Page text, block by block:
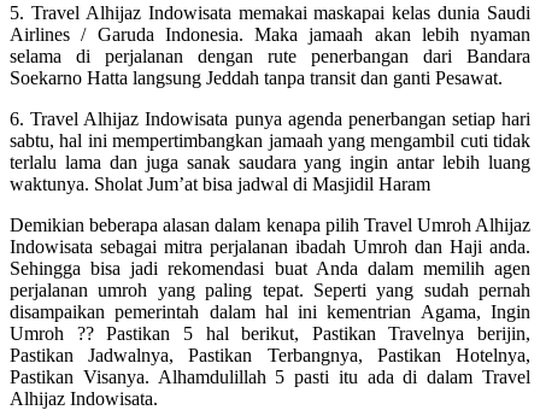
5. Travel Alhijaz Indowisata memakai maskapai kelas dunia Saudi
Airlines / Garuda Indonesia. Maka jamaah akan lebih nyaman
selama di perjalanan dengan rute penerbangan dari Bandara
Soekarno Hatta langsung Jeddah tanpa transit dan ganti Pesawat.
6. Travel Alhijaz Indowisata punya agenda penerbangan setiap hari
sabtu, hal ini mempertimbangkan jamaah yang mengambil cuti tidak
terlalu lama dan juga sanak saudara yang ingin antar lebih luang
waktunya. Sholat Jum’at bisa jadwal di Masjidil Haram
Demikian beberapa alasan dalam kenapa pilih Travel Umroh Alhijaz
Indowisata sebagai mitra perjalanan ibadah Umroh dan Haji anda.
Sehingga bisa jadi rekomendasi buat Anda dalam memilih agen
perjalanan umroh yang paling tepat. Seperti yang sudah pernah
disampaikan pemerintah dalam hal ini kementrian Agama, Ingin
Umroh ?? Pastikan 5 hal berikut, Pastikan Travelnya berijin,
Pastikan Jadwalnya, Pastikan Terbangnya, Pastikan Hotelnya,
Pastikan Visanya. Alhamdulillah 5 pasti itu ada di dalam Travel
Alhijaz Indowisata.